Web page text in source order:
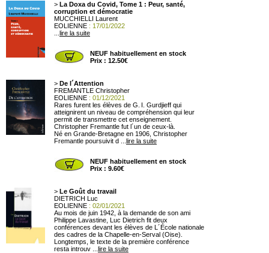
> La Doxa du Covid, Tome 1 : Peur, santé,
corruption et démocratie
MUCCHIELLI Laurent
EOLIENNE : 17/01/2022
lire la suite
NEUF habituellement en stock
Prix : 12.50€
> De l´Attention
FREMANTLE Christopher
EOLIENNE : 01/12/2021
Rares furent les élèves de G. I. Gurdjieff qui
atteignirent un niveau de compréhension qui leur
permit de transmettre cet enseignement.
Christopher Fremantle fut l´un de ceux-là.
Né en Grande-Bretagne en 1906, Christopher
Fremantle poursuivit d ... lire la suite
NEUF habituellement en stock
Prix : 9.60€
> Le Goût du travail
DIETRICH Luc
EOLIENNE : 02/01/2021
Au mois de juin 1942, à la demande de son ami
Philippe Lavastine, Luc Dietrich fit deux
conférences devant les élèves de L´École nationale
des cadres de la Chapelle-en-Serval (Oise).
Longtemps, le texte de la première conférence
resta introuv ... lire la suite